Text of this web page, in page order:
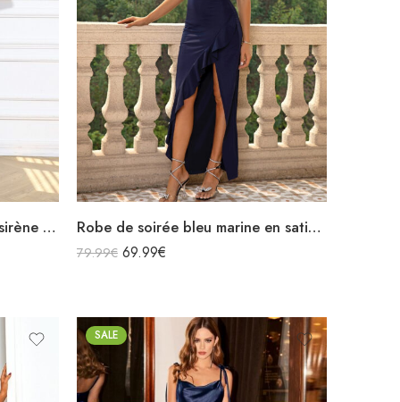
Robe de soirée bleu longue sirène col v manches longues Robe de soirée bleu marine en satin longue bretelles spaghettis fendue à volants col carré
79.99€ 69.99€
SALE